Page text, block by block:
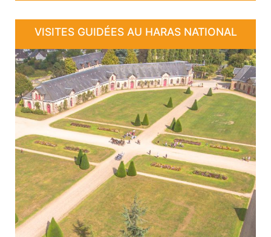
VISITES GUIDÉES AU HARAS NATIONAL